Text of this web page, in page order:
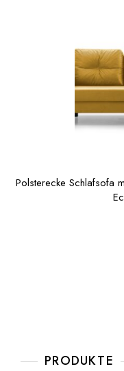
Polsterecke Schlafsofa
PRODUKTE